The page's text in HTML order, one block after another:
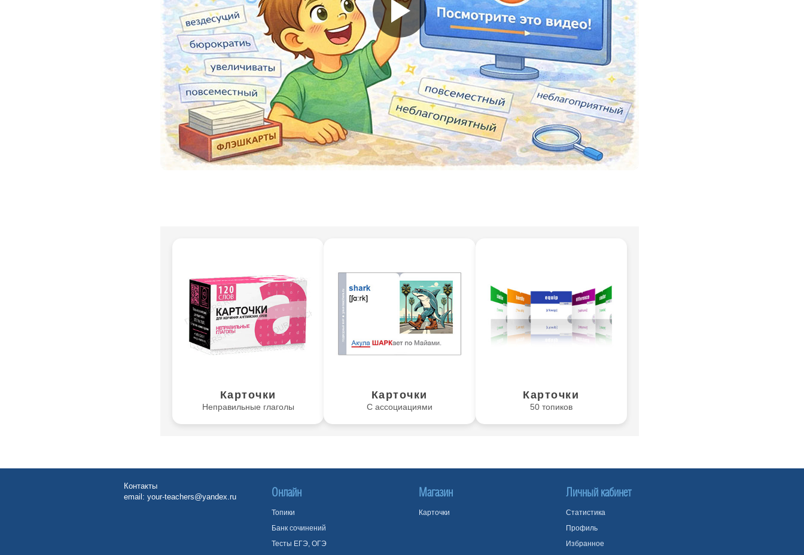
Карточки
Неправильные глаголы
Карточки
С ассоциациями
Карточки
50 топиков
Контакты
email: your-teachers@yandex.ru Онлайн
Топики
Банк сочинений
Тесты ЕГЭ, ОГЭ
Магазин
Карточки
Личный кабинет
Статистика
Профиль
Избранное